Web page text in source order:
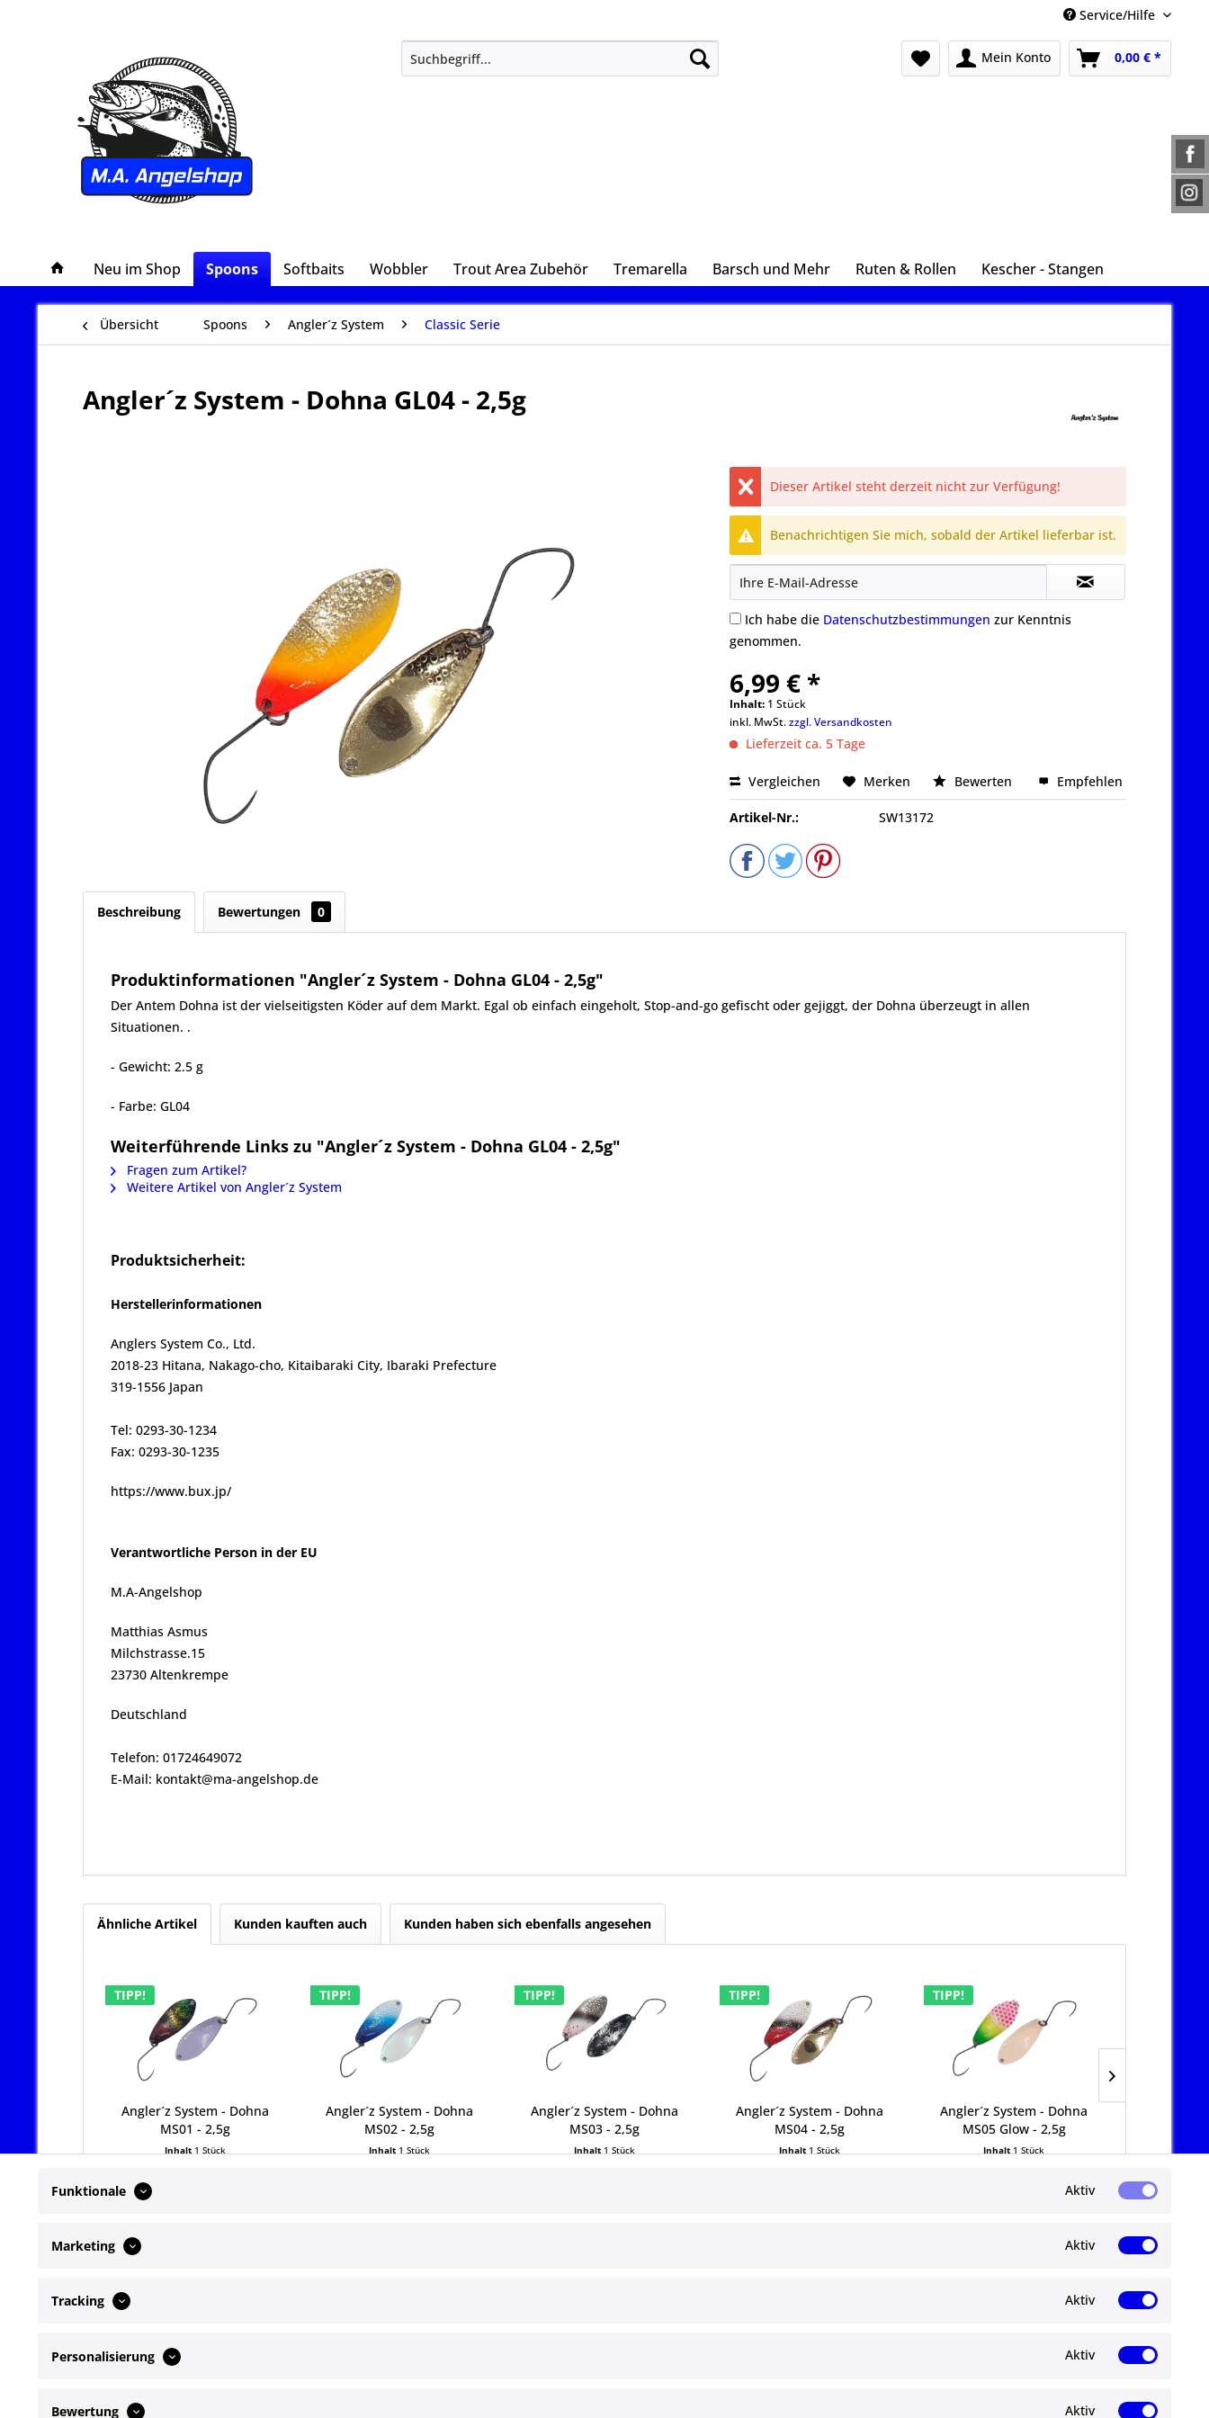
Service/Hilfe
Mein Konto 0,00 € *
Neu im Shop Spoons Softbaits Wobbler Trout Area Zubehör Tremarella Barsch und Mehr Ruten & Rollen Kescher - Stangen
Übersicht Spoons Angler´z System Classic Serie
Angler´z System - Dohna GL04 - 2,5g
Dieser Artikel steht derzeit nicht zur Verfügung!
Benachrichtigen Sie mich, sobald der Artikel lieferbar ist.
Ich habe die Datenschutzbestimmungen zur Kenntnis
genommen.
6,99 € *
Inhalt: 1 Stück
inkl. MwSt.zzgl. Versandkosten
Lieferzeit ca. 5 Tage
Vergleichen Merken Bewerten Empfehlen
Artikel-Nr.: SW13172
Beschreibung Bewertungen 0
Produktinformationen "Angler´z System - Dohna GL04 - 2,5g"
Der Antem Dohna ist der vielseitigsten Köder auf dem Markt. Egal ob einfach eingeholt, Stop-and-go gefischt oder gejiggt, der Dohna überzeugt in allen
Situationen. .
- Gewicht: 2.5 g
- Farbe: GL04
Weiterführende Links zu "Angler´z System - Dohna GL04 - 2,5g"
Fragen zum Artikel?
Weitere Artikel von Angler´z System
Produktsicherheit:
Herstellerinformationen
Anglers System Co., Ltd.
2018-23 Hitana, Nakago-cho, Kitaibaraki City, Ibaraki Prefecture
319-1556 Japan
Tel: 0293-30-1234
Fax: 0293-30-1235
https://www.bux.jp/
Verantwortliche Person in der EU
M.A-Angelshop
Matthias Asmus
Milchstrasse.15
23730 Altenkrempe
Deutschland
Telefon: 01724649072
E-Mail: kontakt@ma-angelshop.de
Ähnliche Artikel Kunden kauften auch Kunden haben sich ebenfalls angesehen
TIPP!
Angler´z System - Dohna
MS01 - 2,5g
Inhalt 1 Stück
TIPP!
Angler´z System - Dohna
MS02 - 2,5g
Inhalt 1 Stück
TIPP!
Angler´z System - Dohna
MS03 - 2,5g
Inhalt 1 Stück
TIPP!
Angler´z System - Dohna
MS04 - 2,5g
Inhalt 1 Stück
TIPP!
Angler´z System - Dohna
MS05 Glow - 2,5g
Inhalt 1 Stück
Telefonische Unterstützung und Beratung
Abonnieren Sie den kostenlosen ma-
keine Neuigkeit oder Aktion mehr.
Funktionale Aktiv
Marketing Aktiv
Tracking Aktiv
Personalisierung Aktiv
Bewertung Aktiv